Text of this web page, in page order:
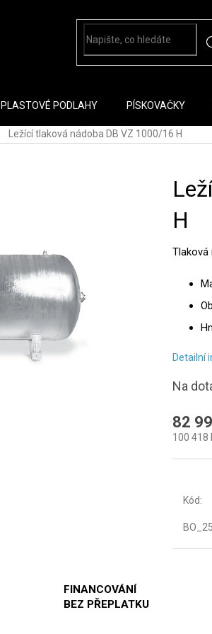
PLASTOVÉ PODLAHY PÍSKOVAČKY
Ležící tlaková nádoba DB VZ 1000/16 H
H
Tlaková
Detailní
Na
82
100 418
Kód:
FINANCOVÁNÍ
BEZ PŘEPLATKU